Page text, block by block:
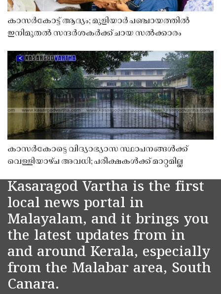
കാസർകോട്ട് ആദ്യം; മുളിയാർ പഞ്ചായത്തിൽ
ഇനിമുതൽ സന്ദർശകർക്ക് ചായ സൽക്കാരം
കാസർകോട്ടെ വിദ്യാഭ്യാസ സ്ഥാപനങ്ങൾക്ക്
വെള്ളിയാഴ്ച അവധി; പരീക്ഷകൾക്ക് മാറ്റമില്ല
Kasaragod Vartha is the first
local news portal in
Malayalam, and it brings you
the latest updates from in
and around Kerala, especially
from the Malabar area, South
Canara.